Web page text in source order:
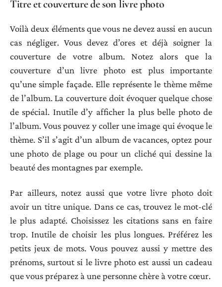
Titre et couverture de son livre photo
Voilà deux éléments que vous ne devez aussi en aucun
cas négliger. Vous devez d’ores et déjà soigner la
couverture de votre album. Notez alors que la
couverture d’un livre photo est plus importante
qu’une simple façade. Elle représente le thème même
de l’album. La couverture doit évoquer quelque chose
de spécial. Inutile d’y afficher la plus belle photo de
l’album. Vous pouvez y coller une image qui évoque le
thème. S’il s’agit d’un album de vacances, optez pour
une photo de plage ou pour un cliché qui dessine la
beauté des montagnes par exemple.
Par ailleurs, notez aussi que votre livre photo doit
avoir un titre unique. Dans ce cas, trouvez le mot-clé
le plus adapté. Choisissez les citations sans en faire
trop. Inutile de choisir les plus longues. Préférez les
petits jeux de mots. Vous pouvez aussi y mettre des
prénoms, surtout si le livre photo est aussi un cadeau
que vous préparez à une personne chère à votre cœur.